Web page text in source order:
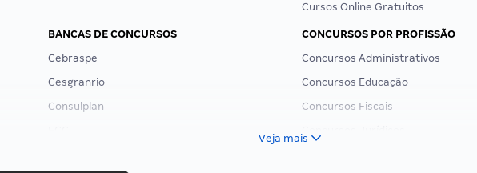
Cursos Online Gratuitos
BANCAS DE CONCURSOS
Cebraspe
Cesgranrio
Consulplan
CONCURSOS POR PROFISSÃO
Concursos Administrativos
Concursos Educação
Concursos Fiscais
Veja mais